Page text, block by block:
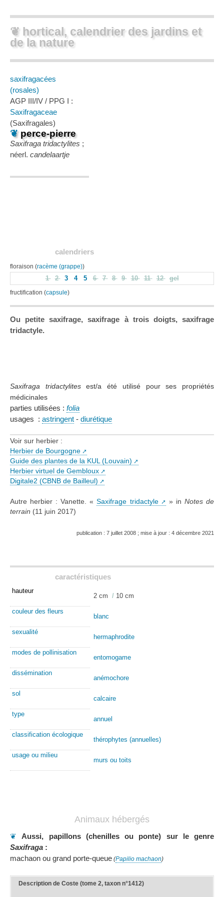
❦ hortical, calendrier des jardins et
de la nature
saxifragacées
(rosales)
AGP III/IV / PPG I :
Saxifragaceae
(Saxifragales)
❦perce-pierre
Saxifraga tridactylites ;
néerl. candelaartje
calendriers
floraison (racème (grappe))
1 2 3 4 5 6 7 8 9 10 11 12 gel
fructification (capsule)
Ou petite saxifrage, saxifrage à trois doigts, saxifrage
tridactyle.
Saxifraga tridactylitesest/a été utilisé pour ses propriétés
médicinales
parties utilisées : folia
usages : astringent - diurétique
Voir sur herbier :
Herbier de Bourgogne
Guide des plantes de la KUL (Louvain)
Herbier virtuel de Gembloux
Digitale2 (CBNB de Bailleul)
Autre herbier : Vanette. «Saxifrage tridactyle » in Notes de
terrain (11 juin 2017)
publication : 7 juillet 2008 ; mise à jour : 4 décembre 2021
caractéristiques
hauteur
2 cm / 10 cm
couleur des fleurs
blanc
sexualité
hermaphrodite
modes de pollinisation
entomogame
dissémination
anémochore
sol
calcaire
type
annuel
classification écologique
thérophytes (annuelles)
usage ou milieu
murs ou toits
Animaux hébergés
❦Aussi, papillons (chenilles ou ponte) sur le genre
Saxifraga :
machaon ou grand porte-queue (Papilio machaon)
Description de Coste (tome 2, taxon n°1412)